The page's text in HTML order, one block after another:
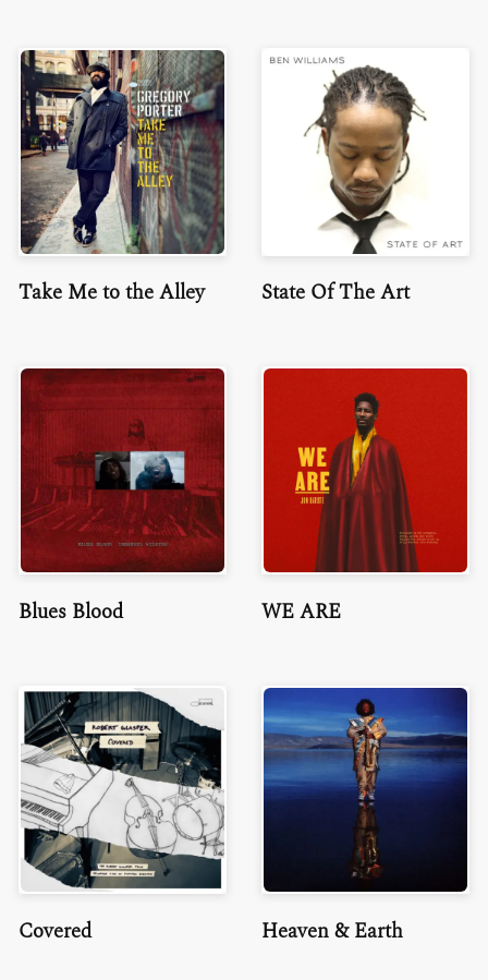
Take Me to the Alley State Of The Art
Blues Blood WE ARE
Covered Heaven & Earth